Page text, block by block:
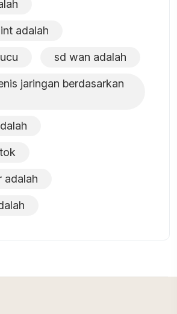
adalah
sd wan adalah
jaringan berdasarkan
adalah